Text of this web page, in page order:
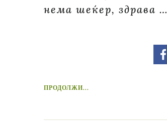
нема шеќер, здрава …
ПРОДОЛЖИ...